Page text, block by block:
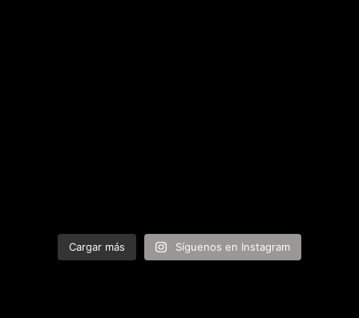
Cargar más Síguenos en Instagram